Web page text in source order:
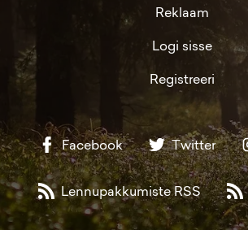
Reklaam
Logi sisse
Registreeri
Facebook Twitter
Lennupakkumiste RSS